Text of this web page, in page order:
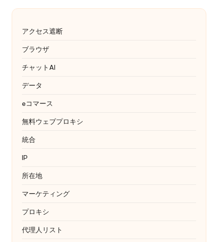
アクセス遮断
ブラウザ
チャットAI
データ
eコマース
無料ウェブプロキシ
統合
IP
所在地
マーケティング
プロキシ
代理人リスト